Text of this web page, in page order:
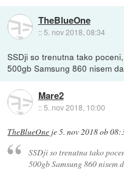
TheBlueOne
:: 5. nov 2018, 08:34
SSDji so trenutna tako
500gb Samsung 860 nisem
Mare2
::5. nov 2018, 10:00
TheBlueOne je5. nov 2018 ob
SSDji so trenutna tako
500gb Samsung 860 nisem